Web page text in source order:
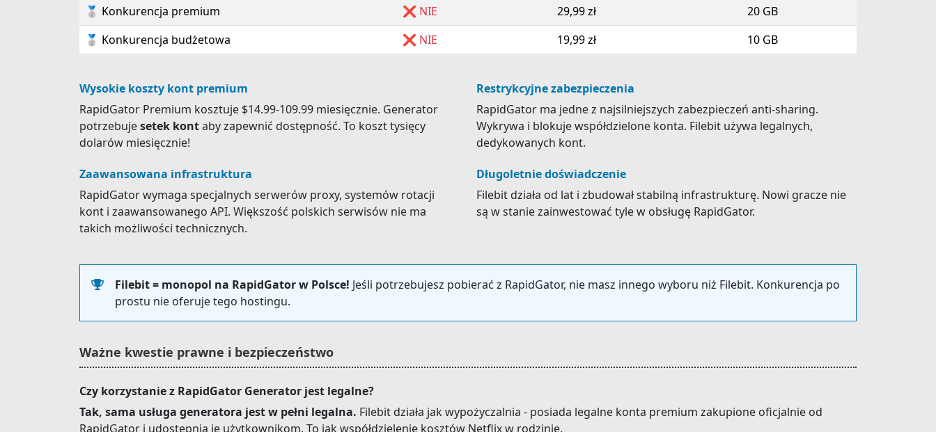
🥈 Konkurencja premium
❌ NIE 29,99 zł
20 GB
🥈 Konkurencja budżetowa
❌ NIE 19,99 zł 10 GB
Wysokie koszty kont premium
RapidGator Premium kosztuje $14.99-109.99 miesięcznie. Generator
potrzebujesetek kontaby zapewnić dostępność. To koszt tysięcy
dolarów miesięcznie!
Zaawansowana infrastruktura
RapidGator wymaga specjalnych serwerów proxy, systemów rotacji
kont i zaawansowanego API. Większość polskich serwisów nie ma
takich możliwości technicznych.
Restrykcyjne zabezpieczenia
RapidGator ma jedne z najsilniejszych zabezpieczeń anti-sharing.
Wykrywa i blokuje współdzielone konta. Filebit używa legalnych,
dedykowanych kont.
Długoletnie doświadczenie
Filebit działa od lat i zbudował stabilną infrastrukturę. Nowi gracze nie
są w stanie zainwestować tyle w obsługę RapidGator.
Filebit = monopol na RapidGator w Polsce! Jeśli potrzebujesz pobierać z RapidGator, nie masz innego wyboru niż Filebit. Konkurencja po
prostu nie oferuje tego hostingu.
Ważne kwestie prawne i bezpieczeństwo
Czy korzystanie z RapidGator Generator jest legalne?
Tak, sama usługa generatora jest w pełni legalna. Filebit działa jak wypożyczalnia - posiada legalne konta premium zakupione oficjalnie od
RapidGator i udostępnia je użytkownikom. To jak współdzielenie kosztów Netflix w rodzinie.